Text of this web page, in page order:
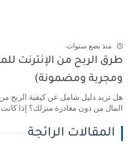
منذ بضع سنوات
ومجربة ومضمونة)
هل تريد دليل شامل عن كيفية الربح من
المال من دون مغادرة منزلك؟ إذا كانت
المقالات الرائجة